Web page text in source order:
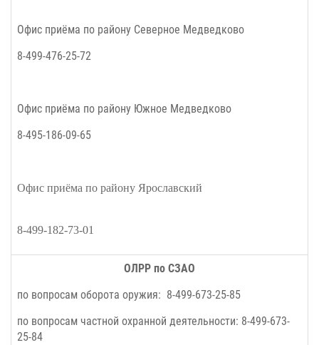
Офис приёма по району Северное Медведково
8-499-476-25-72
Офис приёма по району Южное Медведково
8-495-186-09-65
Офис приёма по району Ярославский
8-499-182-73-01
ОЛРР по СЗАО
по вопросам оборота оружия: 8-499-673-25-85
по вопросам частной охранной деятельности: 8-499-673-
25-84